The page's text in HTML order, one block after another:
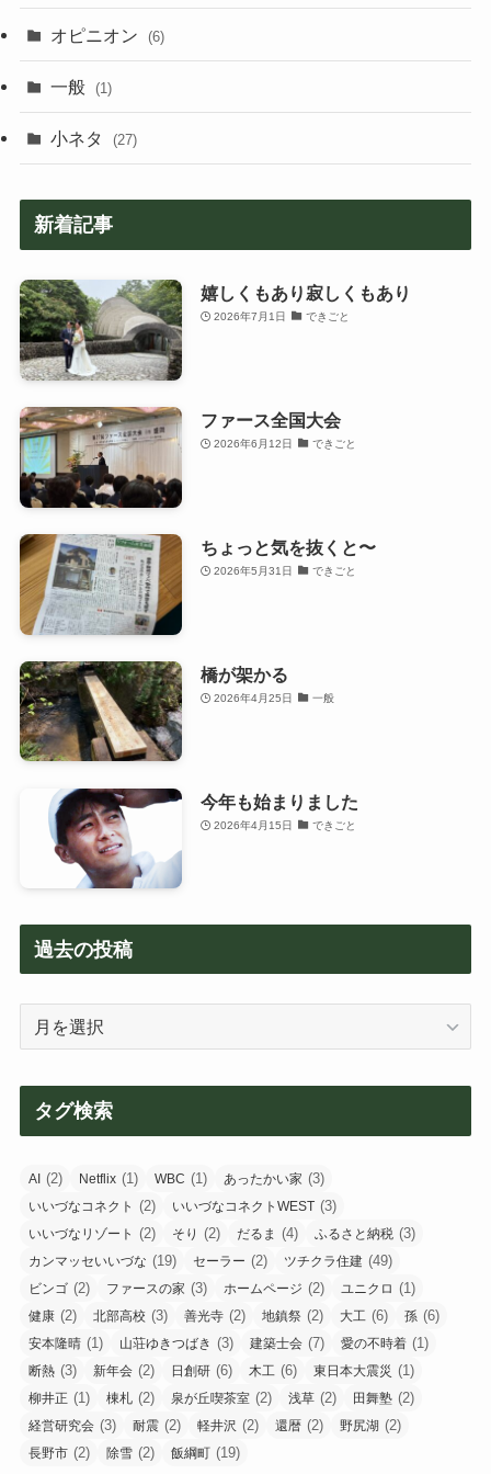
オピニオン (6)
一般 (1)
小ネタ (27)
新着記事
嬉しくもあり寂しくもあり
2026年7月1日 できごと
ファース全国大会
2026年6月12日 できごと
ちょっと気を抜くと〜
2026年5月31日 できごと
橋が架かる
2026年4月25日 一般
今年も始まりました
2026年4月15日 できごと
過去の投稿
タグ検索
AI (2) Netflix (1) WBC (1) あったかい家 (3)
いいづなコネクト (2) いいづなコネクトWEST (3)
いいづなリゾート (2) そり (2) だるま (4) ふるさと納税 (3)
カンマッセいいづな (19) セーラー (2) ツチクラ住建 (49)
ビンゴ (2) ファースの家 (3) ホームページ (2) ユニクロ (1)
健康 (2) 北部高校 (3) 善光寺 (2) 地鎮祭 (2) 大工 (6) 孫 (6)
安本隆晴 (1) 山荘ゆきつばき (3) 建築士会 (7) 愛の不時着 (1)
断熱 (3) 新年会 (2) 日創研 (6) 木工 (6) 東日本大震災 (1)
柳井正 (1) 棟札 (2) 泉が丘喫茶室 (2) 浅草 (2) 田舞塾 (2)
経営研究会 (3) 耐震 (2) 軽井沢 (2) 還暦 (2) 野尻湖 (2)
長野市 (2) 除雪 (2) 飯綱町 (19)